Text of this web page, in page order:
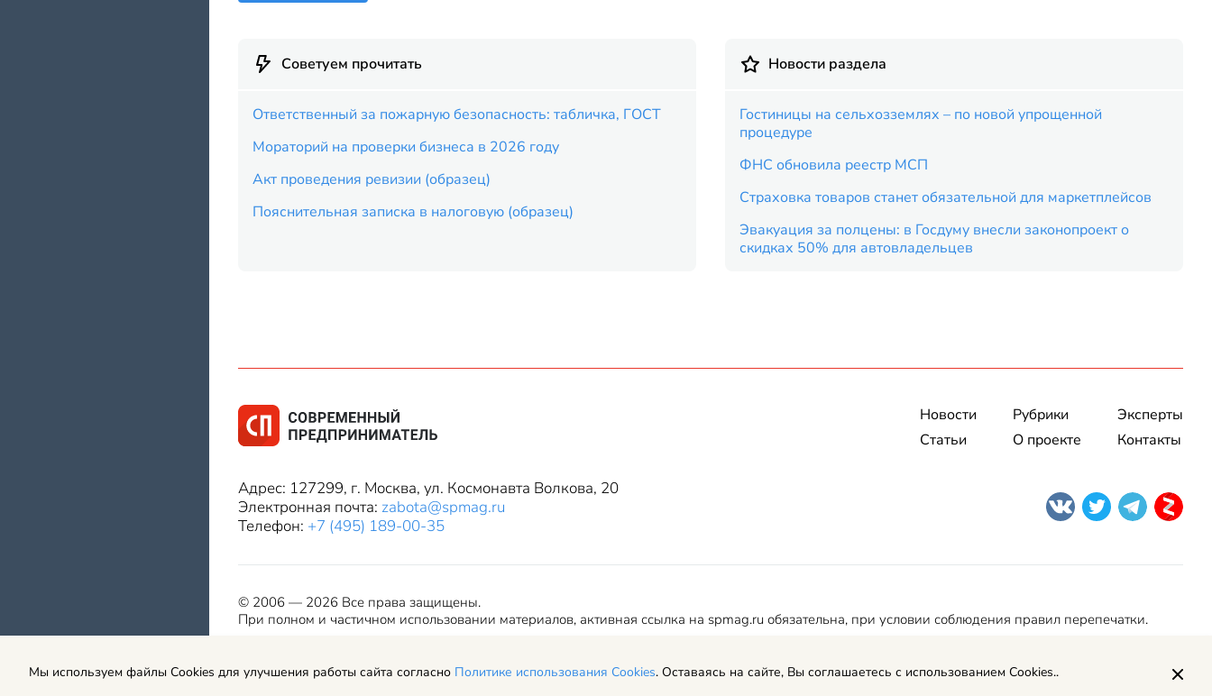
Советуем прочитать
Ответственный за пожарную безопасность: табличка, ГОСТ
Мораторий на проверки бизнеса в 2026 году
Акт проведения ревизии (образец)
Пояснительная записка в налоговую (образец)
Новости раздела
Гостиницы на сельхозземлях – по новой упрощенной
процедуре
ФНС обновила реестр МСП
Страховка товаров станет обязательной для маркетплейсов
Эвакуация за полцены: в Госдуму внесли законопроект о
скидках 50% для автовладельцев
Новости
Статьи
Рубрики
О проекте
Эксперты
Контакты
Адрес: 127299, г. Москва, ул. Космонавта Волкова, 20
Электронная почта: zabota@spmag.ru
Телефон: +7 (495) 189-00-35
© 2006 — 2026 Все права защищены.
При полном и частичном использовании материалов, активная ссылка на spmag.ru обязательна, при условии соблюдения правил перепечатки.
Правила использования материалов сайта и авторские права Пользовательское соглашение Политика обработки персональных данных Рекламодателям
Мы используем файлы Cookies для улучшения работы сайта согласно Политике использования Cookies. Оставаясь на сайте, Вы соглашаетесь с использованием Cookies..